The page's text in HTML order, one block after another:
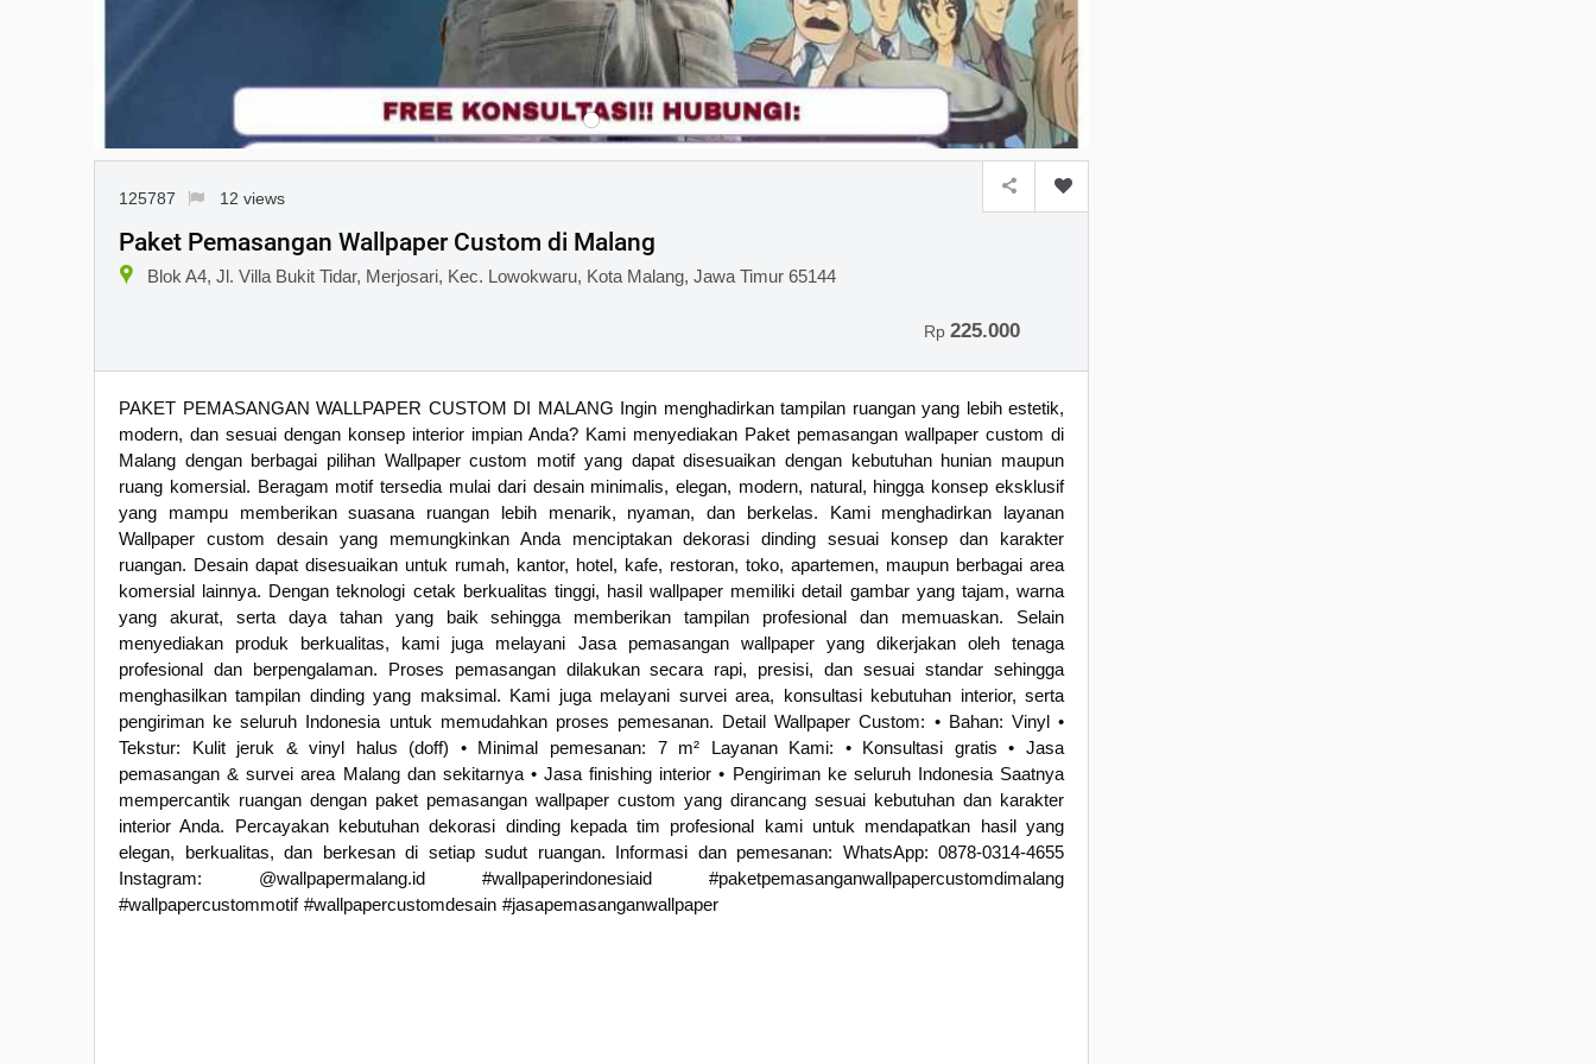
125787 12 views
Paket Pemasangan Wallpaper Custom di Malang
Blok A4, Jl. Villa Bukit Tidar, Merjosari, Kec. Lowokwaru, Kota Malang, Jawa Timur 65144
Rp 225.000
PAKET PEMASANGAN WALLPAPER CUSTOM DI MALANG Ingin menghadirkan tampilan ruangan yang lebih estetik,
modern, dan sesuai dengan konsep interior impian Anda? Kami menyediakan Paket pemasangan wallpaper custom di
Malang dengan berbagai pilihan Wallpaper custom motif yang dapat disesuaikan dengan kebutuhan hunian maupun
ruang komersial. Beragam motif tersedia mulai dari desain minimalis, elegan, modern, natural, hingga konsep eksklusif
yang mampu memberikan suasana ruangan lebih menarik, nyaman, dan berkelas. Kami menghadirkan layanan
Wallpaper custom desain yang memungkinkan Anda menciptakan dekorasi dinding sesuai konsep dan karakter
ruangan. Desain dapat disesuaikan untuk rumah, kantor, hotel, kafe, restoran, toko, apartemen, maupun berbagai area
komersial lainnya. Dengan teknologi cetak berkualitas tinggi, hasil wallpaper memiliki detail gambar yang tajam, warna
yang akurat, serta daya tahan yang baik sehingga memberikan tampilan profesional dan memuaskan. Selain
menyediakan produk berkualitas, kami juga melayani Jasa pemasangan wallpaper yang dikerjakan oleh tenaga
profesional dan berpengalaman. Proses pemasangan dilakukan secara rapi, presisi, dan sesuai standar sehingga
menghasilkan tampilan dinding yang maksimal. Kami juga melayani survei area, konsultasi kebutuhan interior, serta
pengiriman ke seluruh Indonesia untuk memudahkan proses pemesanan. Detail Wallpaper Custom: • Bahan: Vinyl •
Tekstur: Kulit jeruk & vinyl halus (doff) • Minimal pemesanan: 7 m² Layanan Kami: • Konsultasi gratis • Jasa
pemasangan & survei area Malang dan sekitarnya • Jasa finishing interior • Pengiriman ke seluruh Indonesia Saatnya
mempercantik ruangan dengan paket pemasangan wallpaper custom yang dirancang sesuai kebutuhan dan karakter
interior Anda. Percayakan kebutuhan dekorasi dinding kepada tim profesional kami untuk mendapatkan hasil yang
elegan, berkualitas, dan berkesan di setiap sudut ruangan. Informasi dan pemesanan: WhatsApp: 0878-0314-4655
Instagram: @wallpapermalang.id #wallpaperindonesiaid #paketpemasanganwallpapercustomdimalang
#wallpapercustommotif #wallpapercustomdesain #jasapemasanganwallpaper